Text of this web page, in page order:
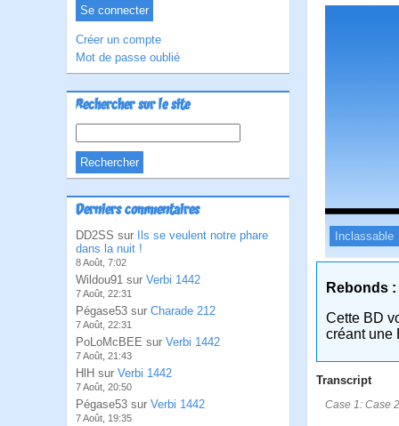
Créer un compte
Mot de passe oublié
Rechercher sur le site
Derniers commentaires
DD2SS sur
Ils se veulent notre phare
dans la nuit !
8 Août, 7:02
Wildou91 sur Verbi 1442
7 Août, 22:31
Pégase53 sur Charade 212
7 Août, 22:31
PoLoMcBEE sur Verbi 1442
7 Août, 21:43
HlH sur Verbi 1442
7 Août, 20:50
Pégase53 sur Verbi 1442
7 Août, 19:35
Inclassable
Rebonds :
Cette BD
créant une
Transcript
Case 1: Case